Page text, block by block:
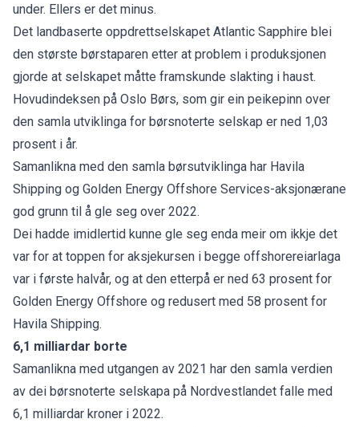
under. Ellers er det minus.
Det landbaserte oppdrettselskapet Atlantic Sapphire blei
den største børstaparen etter at problem i produksjonen
gjorde at selskapet måtte framskunde slakting i haust.
Hovudindeksen på Oslo Børs, som gir ein peikepinn over
den samla utviklinga for børsnoterte selskap er ned 1,03
prosent i år.
Samanlikna med den samla børsutviklinga har Havila
Shipping og Golden Energy Offshore Services-aksjonærane
god grunn til å gle seg over 2022.
Dei hadde imidlertid kunne gle seg enda meir om ikkje det
var for at toppen for aksjekursen i begge offshorereiarlaga
var i første halvår, og at den etterpå er ned 63 prosent for
Golden Energy Offshore og redusert med 58 prosent for
Havila Shipping.
6,1 milliardar borte
Samanlikna med utgangen av 2021 har den samla verdien
av dei børsnoterte selskapa på Nordvestlandet falle med
6,1 milliardar kroner i 2022.